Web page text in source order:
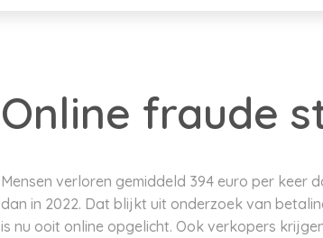
Online fraude
Mensen verloren gemiddeld 394 euro per keer
dan in 2022. Dat blijkt uit onderzoek van
is nu ooit online opgelicht. Ook verkopers